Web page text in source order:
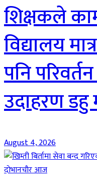
शिक्षकले
विद्यालय
पनि
उदाहरण डहु
August 4, 2026
दाेभानचाैर आज